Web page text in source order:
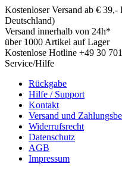
Kostenloser Versand ab €
Deutschland)
Versand innerhalb von 24h*
über 1000 Artikel auf Lager
Kostenlose Hotline +49 30
Service/Hilfe
Rückgabe
Hilfe / Support
Kontakt
Versand und
Widerrufsrecht
Datenschutz
AGB
Impressum